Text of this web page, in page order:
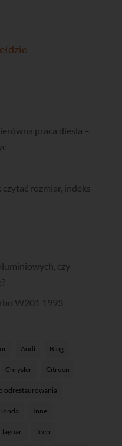
praca diesla –
rozmiar, indeks
czy
W201 1993
Audi Blog
Chrysler Citroen
odrestaurowania
Inne
Jaguar Jeep